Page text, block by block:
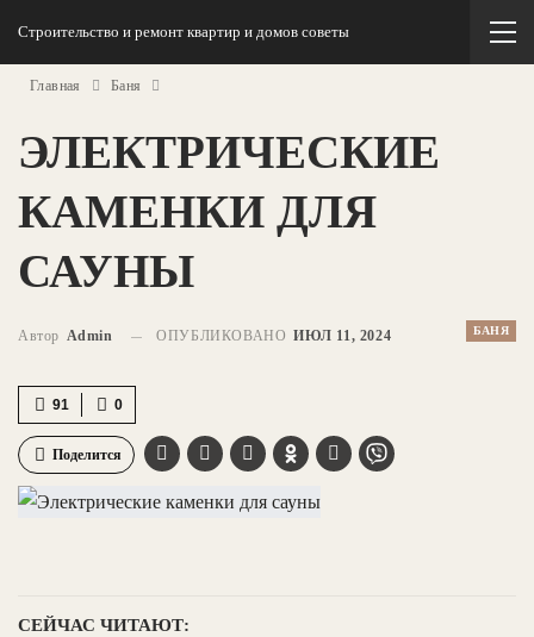
Строительство и ремонт квартир и домов советы
Главная Баня
ЭЛЕКТРИЧЕСКИЕ
КАМЕНКИ ДЛЯ
САУНЫ
БАНЯ
Автор Admin ОПУБЛИКОВАНО ИЮЛ 11, 2024
0
91
Поделится
СЕЙЧАС ЧИТАЮТ: